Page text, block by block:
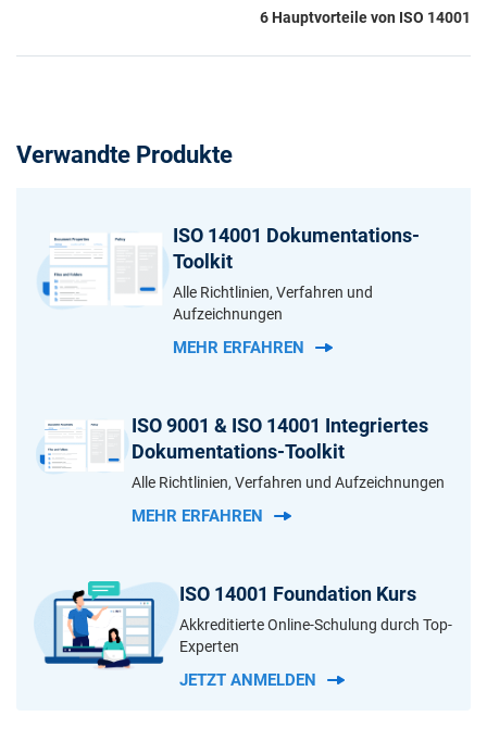
6 Hauptvorteile von ISO 14001
Verwandte Produkte
ISO 14001 Dokumentations-
Toolkit
Alle Richtlinien, Verfahren und
Aufzeichnungen
MEHR ERFAHREN
ISO 9001 & ISO 14001 Integriertes
Dokumentations-Toolkit
Alle Richtlinien, Verfahren und Aufzeichnungen
MEHR ERFAHREN
ISO 14001 Foundation Kurs
Akkreditierte Online-Schulung durch Top-
Experten
JETZT ANMELDEN